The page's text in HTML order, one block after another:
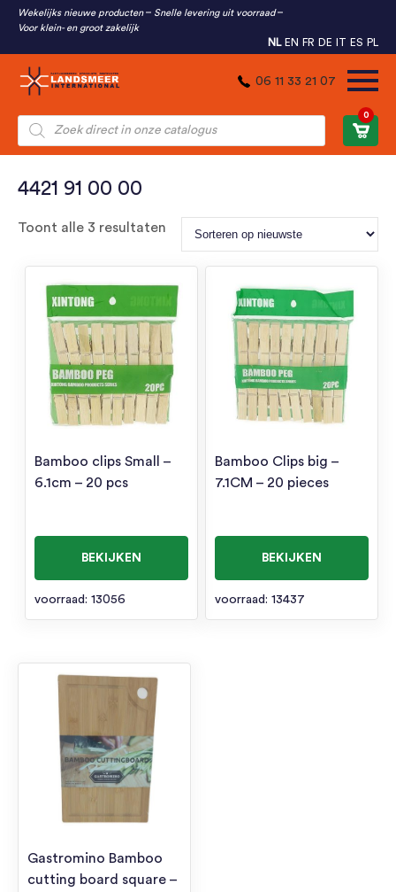
Wekelijks nieuwe producten
Snelle levering uit voorraad
Voor klein- en groot zakelijk
NL EN FR DE IT ES PL
06 11 33 21 07
Producten
zoeken
0
4421 91 00 00
Toont alle 3 resultaten Gesorteerd
nieuwste
Bamboo clips Small –
6.1cm – 20 pcs
BEKIJKEN
voorraad: 13056
Bamboo Clips big –
7.1CM – 20 pieces
BEKIJKEN
voorraad: 13437
Gastromino Bamboo
cutting board square –